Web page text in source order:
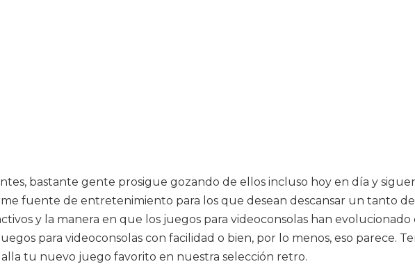
bastante gente prosigue gozando de ellos incluso hoy en día y
fuente de entretenimiento para los que desean descansar un tanto de
y la manera en que los juegos para videoconsolas han
para videoconsolas con facilidad o bien, por lo menos, eso parece.
tu nuevo juego favorito en nuestra selección retro.